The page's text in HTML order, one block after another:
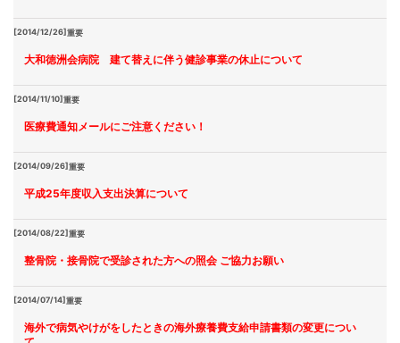
[2014/12/26]重要
大和徳洲会病院 建て替えに伴う健診事業の休止について
[2014/11/10]重要
医療費通知メールにご注意ください！
[2014/09/26]重要
平成25年度収入支出決算について
[2014/08/22]重要
整骨院・接骨院で受診された方への照会 ご協力お願い
[2014/07/14]重要
海外で病気やけがをしたときの海外療養費支給申請書類の変更につい